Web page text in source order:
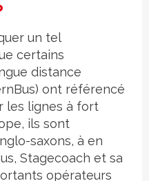
un tel
certains
distance
ont référencé
les lignes à fort
ils sont
saxons, à en
Stagecoach et sa
opérateurs